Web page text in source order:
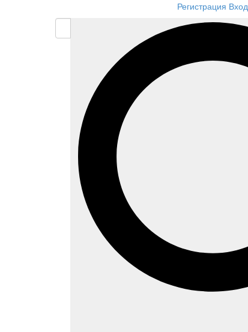
Регистрация Вход